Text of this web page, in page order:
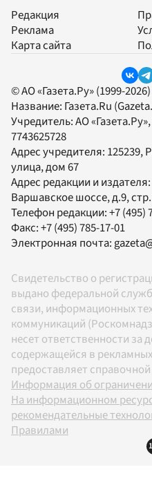
Редакция
Реклама
Карта сайта
© АО «Газета.Ру» (1999-
Название: Газета.Ru
Учредитель:АО «Газета.Ру»
7743625728
Адрес учредителя: 125239,
улица, дом 67
Адрес редакции и издателя:
Варшавское шоссе, д.9,
Телефон редакции:+7 (495)
Факс:+7 (495) 785-17-01
Электронная почта:
Свидетельство о
выдано федеральной
связи, информационных
коммуникаций
несет ответственности
содержащейся в
предоставляет
Информация об
На информационном
рекомендательные
Правилами